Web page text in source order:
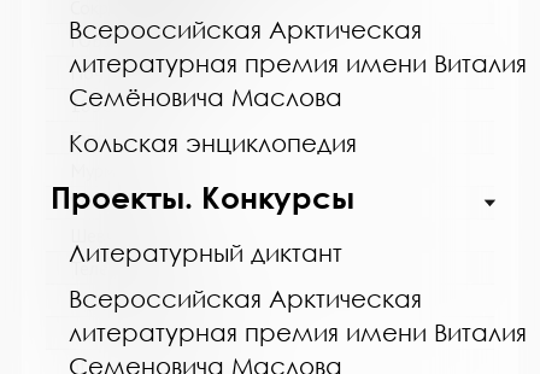
Всероссийская Арктическая
литературная премия имени Виталия
Семёновича Маслова
Кольская энциклопедия
Проекты. Конкурсы
Литературный диктант
Всероссийская Арктическая
литературная премия имени Виталия
Семеновича Маслова
ГОБУК МГОСБСС
Почтовый индекс:
183052
Город:
Улица, дом:
Телефон:
8 (8152) 53-83-46
www:
http://blind-library.ru/